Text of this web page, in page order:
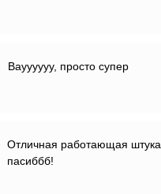
Вауууууу, просто супер
Отличная работающая штука,
пасиббб!